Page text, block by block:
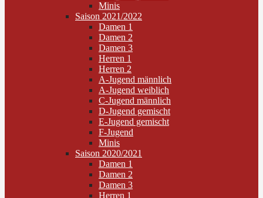
Minis
Saison 2021/2022
Damen 1
Damen 2
Damen 3
Herren 1
Herren 2
A-Jugend männlich
A-Jugend weiblich
C-Jugend männlich
D-Jugend gemischt
E-Jugend gemischt
F-Jugend
Minis
Saison 2020/2021
Damen 1
Damen 2
Damen 3
Herren 1